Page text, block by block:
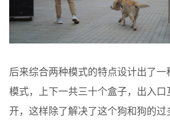
后来综合两种模式的特点设计出了一
模式，上下一共三十个盒子，出入口
开，这样除了解决了这个狗和狗的过